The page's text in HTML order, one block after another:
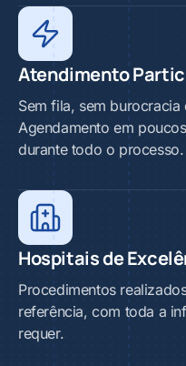
Atendimento
Sem fila, sem burocracia
Agendamento em
durante todo o processo.
Hospitais de
Procedimentos
referência, com toda a
requer.